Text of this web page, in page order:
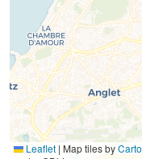
Leaflet | Map tiles byCarto